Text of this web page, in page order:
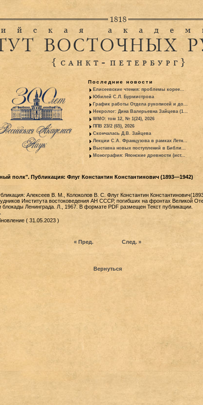
Последние новости
Елисеевские чтения: проблемы корее...
Юбилей С.Л. Бурмистрова
График работы Отдела рукописей и до...
Некролог: Дина Валерьевна Зайцева (1...
WMO: том 12, № 1(24), 2026
ППВ 23/2 (65), 2026
Скончалась Д.В. Зайцева
Лекции С.А. Французова в рамках Летн...
Выставка новых поступлений в Библи...
Монография: Японские древности (ист...
полк". Публикация: Флуг Константин Константинович (1893—1942)
Алексеев В. М., Колоколов В. С. Флуг Константин
Института востоковедения АН СССР, погибших на фронтах Великой
блокады Ленинграда. Л., 1967. В формате PDF размещен Текст публикации.
( 31.05.2023 )
« Пред. След. »
Вернуться